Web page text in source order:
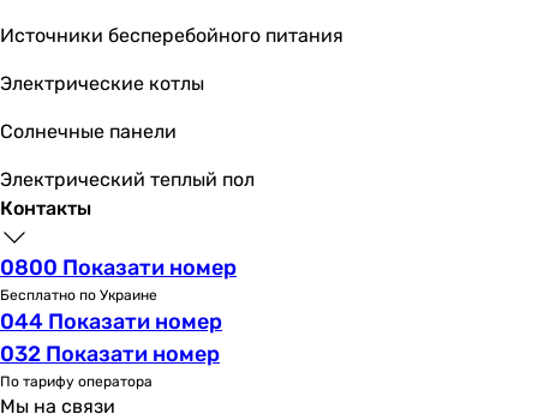
Источники бесперебойного питания
Электрические котлы
Солнечные панели
Электрический теплый пол
Контакты
0800 Показати номер
Бесплатно по Украине
044 Показати номер
032 Показати номер
По тарифу оператора
Мы на связи